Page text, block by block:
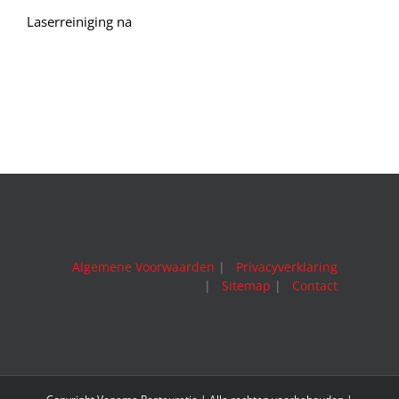
Laserreiniging na
Algemene Voorwaarden | Privacyverklaring
|Sitemap | Contact